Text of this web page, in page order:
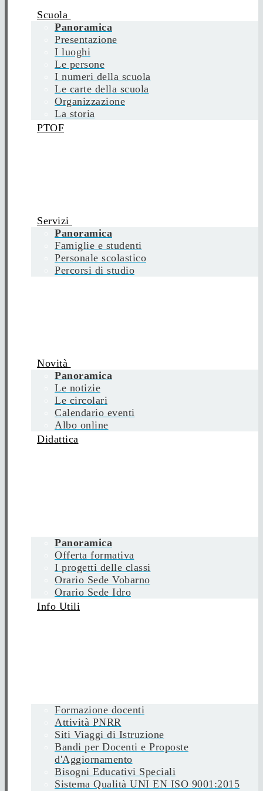
Scuola
Panoramica
Presentazione
I luoghi
Le persone
I numeri della scuola
Le carte della scuola
Organizzazione
La storia
PTOF
Servizi
Panoramica
Famiglie e studenti
Personale scolastico
Percorsi di studio
Novità
Panoramica
Le notizie
Le circolari
Calendario eventi
Albo online
Didattica
Panoramica
Offerta formativa
I progetti delle classi
Orario Sede Vobarno
Orario Sede Idro
Info Utili
Formazione docenti
Attività PNRR
Siti Viaggi di Istruzione
Bandi per Docenti e Proposte
d'Aggiornamento
Bisogni Educativi Speciali
Sistema Qualità UNI EN ISO 9001:2015